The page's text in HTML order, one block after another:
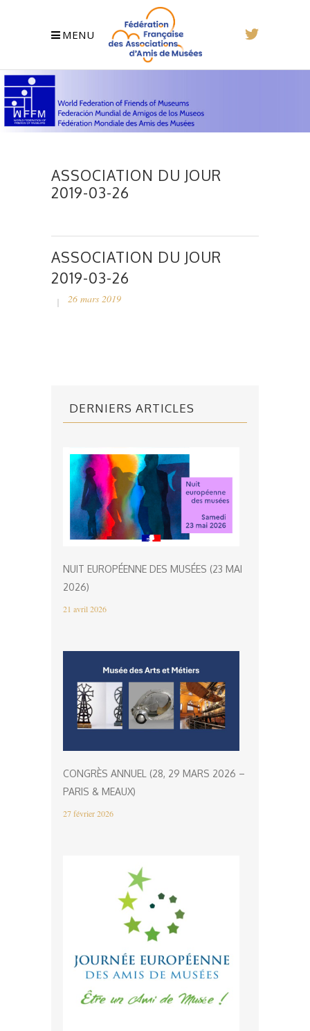
MENU
ASSOCIATION DU JOUR
2019-03-26
ASSOCIATION DU JOUR
2019-03-26
26 mars 2019
DERNIERS ARTICLES
NUIT EUROPÉENNE DES MUSÉES (23 MAI
2026)
21 avril 2026
CONGRÈS ANNUEL (28, 29 MARS 2026 –
PARIS & MEAUX)
27 février 2026